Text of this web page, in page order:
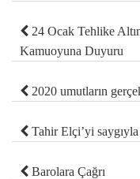
24 Ocak Tehlike
Kamuoyuna Duyuru
2020 umutların
Tahir Elçi’yi
Barolara Çağrı